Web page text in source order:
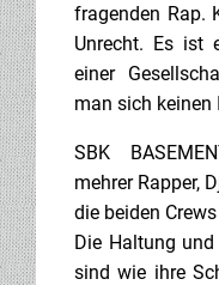
fragenden Rap.
Unrecht. Es ist
einer
man sich keinen
SBK
mehrer Rapper,
die beiden
Die Haltung
sind wie ihre